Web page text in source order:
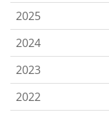
2025
2024
2023
2022